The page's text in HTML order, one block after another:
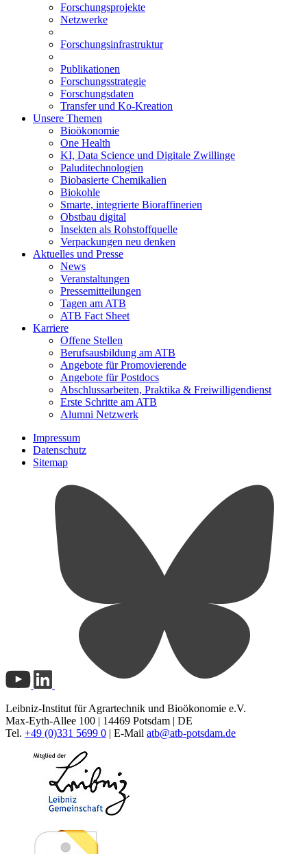
Forschungsprojekte
Netzwerke
Forschungsinfrastruktur
Publikationen
Forschungsstrategie
Forschungsdaten
Transfer und Ko-Kreation
Unsere Themen
Bioökonomie
One Health
KI, Data Science und Digitale Zwillinge
Paluditechnologien
Biobasierte Chemikalien
Biokohle
Smarte, integrierte Bioraffinerien
Obstbau digital
Insekten als Rohstoffquelle
Verpackungen neu denken
Aktuelles und Presse
News
Veranstaltungen
Pressemitteilungen
Tagen am ATB
ATB Fact Sheet
Karriere
Offene Stellen
Berufsausbildung am ATB
Angebote für Promovierende
Angebote für Postdocs
Abschlussarbeiten, Praktika & Freiwilligendienst
Erste Schritte am ATB
Alumni Netzwerk
Impressum
Datenschutz
Sitemap
Leibniz-Institut für Agrartechnik und Bioökonomie e.V.
Max-Eyth-Allee 100 | 14469 Potsdam | DE
Tel. +49 (0)331 5699 0 | E-Mail atb@atb-potsdam.de